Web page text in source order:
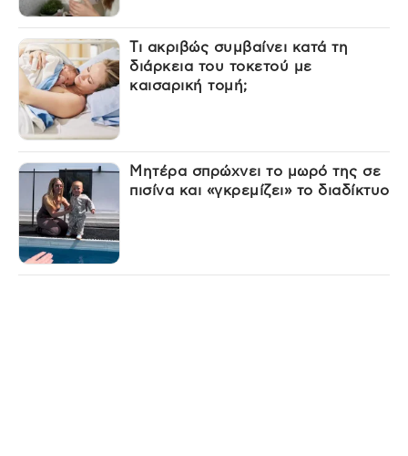
Τι ακριβώς συμβαίνει κατά τη
διάρκεια του τοκετού με
καισαρική τομή;
Μητέρα σπρώχνει το μωρό της σε
πισίνα και «γκρεμίζει» το διαδίκτυο